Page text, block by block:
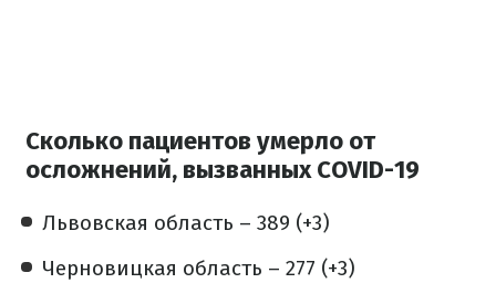
Сколько пациентов умерло от
осложнений, вызванных COVID-19
​Львовская область – 389 (+3)
Черновицкая область – 277 (+3)